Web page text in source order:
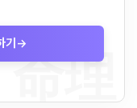
命理
→